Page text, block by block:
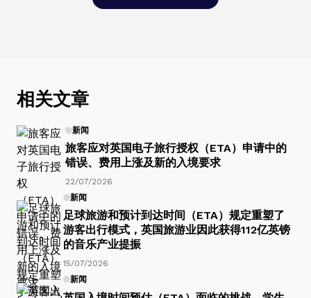
相关文章
新闻
旅客应对英国电子旅行授权（ETA）申请中的
错误、费用上涨及新的入境要求
22/07/2026
新闻
足球旅游和预计到达时间（ETA）规定重塑了
游客出行模式，英国旅游业因此获得112亿英镑
的音乐产业提振
15/07/2026
新闻